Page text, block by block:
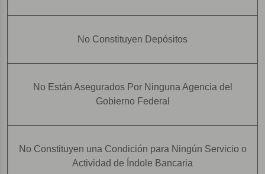
No Constituyen Depósitos
No Están Asegurados Por Ninguna Agencia del
Gobierno Federal
No Constituyen una Condición para Ningún Servicio o
Actividad de Índole Bancaria